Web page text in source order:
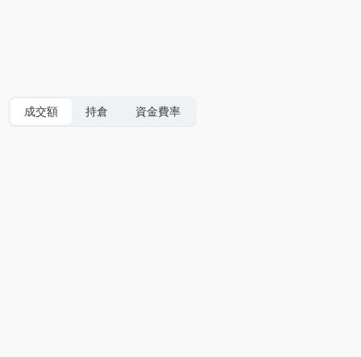
成交額 持倉 資金費率